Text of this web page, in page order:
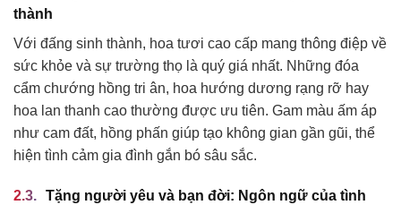
thành
Với đấng sinh thành, hoa tươi cao cấp mang thông điệp về
sức khỏe và sự trường thọ là quý giá nhất. Những đóa
cẩm chướng hồng tri ân, hoa hướng dương rạng rỡ hay
hoa lan thanh cao thường được ưu tiên. Gam màu ấm áp
như cam đất, hồng phấn giúp tạo không gian gần gũi, thể
hiện tình cảm gia đình gắn bó sâu sắc.
Tặng người yêu và bạn đời: Ngôn ngữ của tình